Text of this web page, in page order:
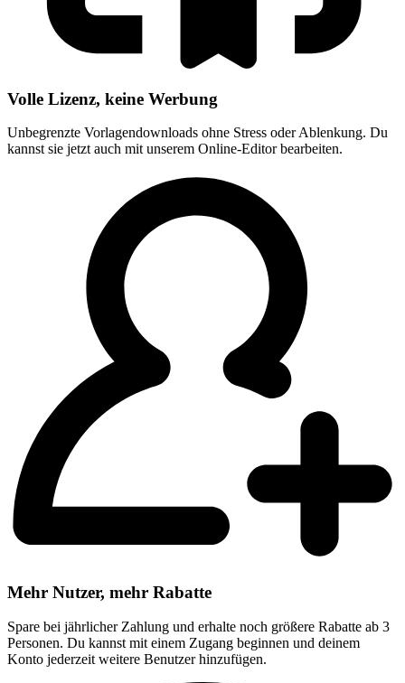
Volle Lizenz, keine Werbung
Unbegrenzte Vorlagendownloads ohne Stress oder Ablenkung. Du
kannst sie jetzt auch mit unserem Online-Editor bearbeiten.
Mehr Nutzer, mehr Rabatte
Spare bei jährlicher Zahlung und erhalte noch größere Rabatte ab 3
Personen. Du kannst mit einem Zugang beginnen und deinem
Konto jederzeit weitere Benutzer hinzufügen.